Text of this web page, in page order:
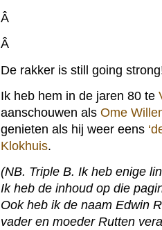
Â
Â
De rakker is still going
Ik heb hem in de jaren 80 te
aanschouwen als Ome
genieten als hij weer eens
Klokhuis.
(NB. Triple B. Ik heb enige
Ik heb de inhoud op die
Ook heb ik de naam Edwin
vader en moeder Rutten